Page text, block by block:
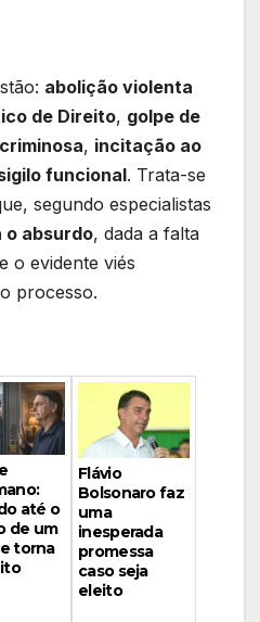
abolição violenta
de Direito, golpe de
, incitação ao
funcional. Trata-se
segundo especialistas
o absurdo, dada a falta
o evidente viés
processo.
até o
de um
torna
Flávio
Bolsonaro faz
uma
inesperada
promessa
caso seja
eleito